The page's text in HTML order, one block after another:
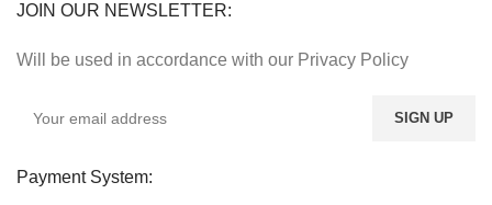
JOIN OUR NEWSLETTER:
Will be used in accordance with our Privacy Policy
Payment System: